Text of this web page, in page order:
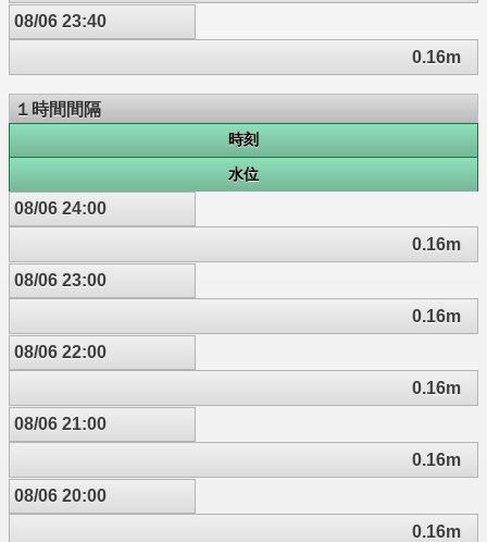
08/06 23:40
0.16m
１時間間隔
時刻
水位
08/06 24:00
0.16m
08/06 23:00
0.16m
08/06 22:00
0.16m
08/06 21:00
0.16m
08/06 20:00
0.16m